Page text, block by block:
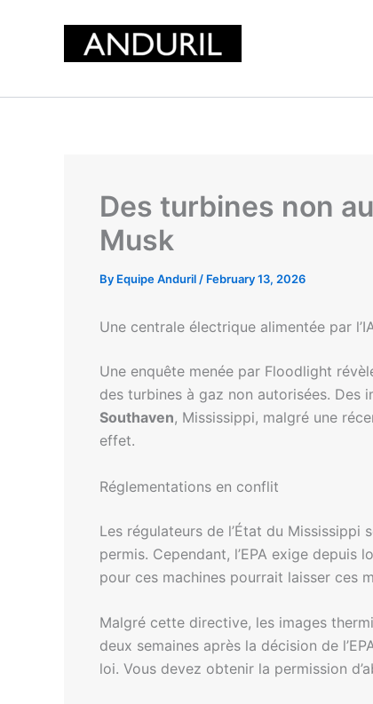
Des turbines non
Musk
By Equipe Anduril / February 13, 2026
Une centrale électrique alimentée par
Une enquête menée par Floodlight
des turbines à gaz non autorisées. Des
Southaven, Mississippi, malgré une
effet.
Réglementations en conflit
Les régulateurs de l’État du
permis. Cependant, l’EPA exige
pour ces machines pourrait laisser ces
Malgré cette directive, les images
deux semaines après la décision de
loi. Vous devez obtenir la permission